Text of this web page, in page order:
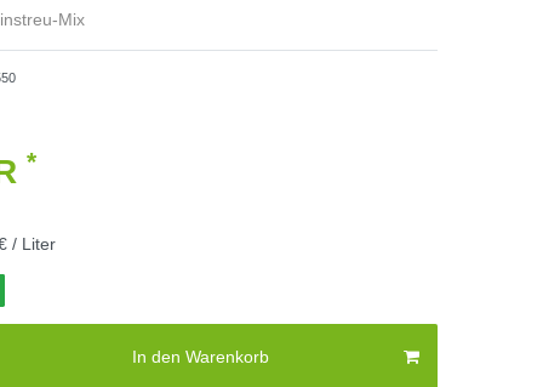
Mix
*
/ Liter
In den Warenkorb